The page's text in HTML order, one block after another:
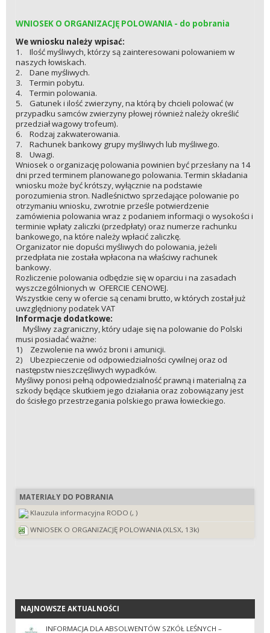
WNIOSEK O ORGANIZACJĘ POLOWANIA - do pobrania
We wniosku należy wpisać:
1. Ilość myśliwych, którzy są zainteresowani polowaniem w
naszych łowiskach.
2. Dane myśliwych.
3. Termin pobytu.
4. Termin polowania.
5. Gatunek i ilość zwierzyny, na którą by chcieli polować (w
przypadku samców zwierzyny płowej również należy określić
przedział wagowy trofeum).
6. Rodzaj zakwaterowania.
7. Rachunek bankowy grupy myśliwych lub myśliwego.
8. Uwagi.
Wniosek o organizację polowania powinien być przesłany na 14
dni przed terminem planowanego polowania. Termin składania
wniosku może być krótszy, wyłącznie na podstawie
porozumienia stron. Nadleśnictwo sprzedające polowanie po
otrzymaniu wniosku, zwrotnie prześle potwierdzenie
zamówienia polowania wraz z podaniem informacji o wysokości i
terminie wpłaty zaliczki (przedpłaty) oraz numerze rachunku
bankowego, na które należy wpłacić zaliczkę.
Organizator nie dopuści myśliwych do polowania, jeżeli
przedpłata nie została wpłacona na właściwy rachunek
bankowy.
Rozliczenie polowania odbędzie się w oparciu i na zasadach
wyszczególnionych w OFERCIE CENOWEJ.
Wszystkie ceny w ofercie są cenami brutto, w których został już
uwzględniony podatek VAT
Informacje dodatkowe:
Myśliwy zagraniczny, który udaje się na polowanie do Polski
musi posiadać ważne:
1) Zezwolenie na wwóz broni i amunicji.
2) Ubezpieczenie od odpowiedzialności cywilnej oraz od
następstw nieszczęśliwych wypadków.
Myśliwy ponosi pełną odpowiedzialność prawną i materialną za
szkody będące skutkiem jego działania oraz zobowiązany jest
do ścisłego przestrzegania polskiego prawa łowieckiego.
MATERIAŁY DO POBRANIA
Klauzula informacyjna RODO (, )
WNIOSEK O ORGANIZACJĘ POLOWANIA (XLSX, 13k)
NAJNOWSZE AKTUALNOŚCI
NAJNOWSZE AKTUALNOŚCI
INFORMACJA DLA ABSOLWENTÓW SZKÓŁ LEŚNYCH –